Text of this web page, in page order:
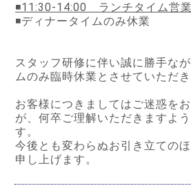
◾️11:30-14:00 ランチタイム営業
◾️ディナータイムのみ休業
スタッフ研修に伴い誠に勝手な
ムのみ臨時休業とさせていただき
お客様につきましてはご迷惑を
が、何卒ご理解いただきますよ
す。
今後とも変わらぬお引き立ての
申し上げます。